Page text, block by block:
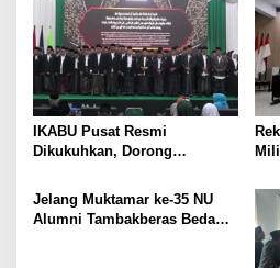
IKABU Pusat Resmi
Dikukuhkan, Dorong
Alumni
Jelang Muktamar ke-35 NU
Alumni Tambakberas Bedah